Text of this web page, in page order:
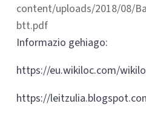
content/uploads/2018/08/
btt.pdf
Informazio gehiago:
https://eu.wikiloc.com/
https://